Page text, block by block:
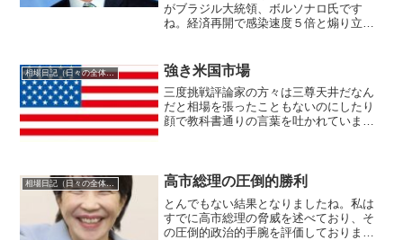
がブラジル大統領、ボルソナロ氏です
ね。経済再開で感染速度５倍と煽り立て
自身明日は我が身と発言し、実際に新型
コロナウイルスに感染し死ぬ...
相場日記（日々の全体相場観） 強き米国市場
三度挑戦評論家の方々は三尊天井だなん
だと相場を張ったこともないのにしたり
顔で教科書通りの言葉を吐かれていまし
去相場を張り続ける中で見...
相場日記（日々の全体相場観） 高市総理の圧倒的勝利
とんでもない結果となりましたね。私は
すでに高市総理の脅威を述べており、そ
の圧倒的政治的手腕を評価しておりまし